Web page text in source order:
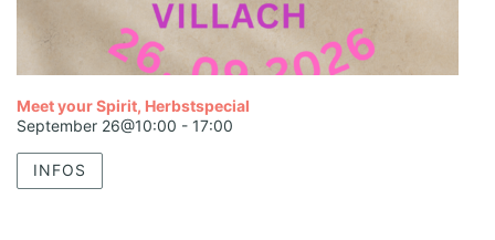
Meet your Spirit, Herbstspecial
September 26@10:00 - 17:00
INFOS